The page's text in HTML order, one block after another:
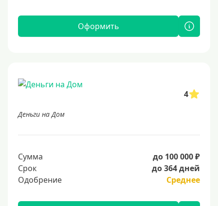
Оформить
4
Деньги на Дом
Сумма
до 100 000 ₽
Срок
до 364 дней
Одобрение
Среднее